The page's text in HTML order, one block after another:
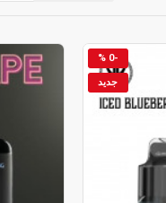
جديد
-0 %